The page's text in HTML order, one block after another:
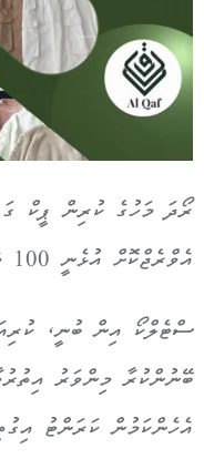
ރޯދަ މަހުގެ ކުރިން ޕީކް
އެވްރެޖްކޮށް އުޅެނީ 100 މެގަވޮޓް އިން މަތީގައެވެ.
ސްޓެލްކޯ އިން ބުނީ،
ބޭނުންކުރާ މިންވަރު
އެހެންކަމުން ކަރަންޓު